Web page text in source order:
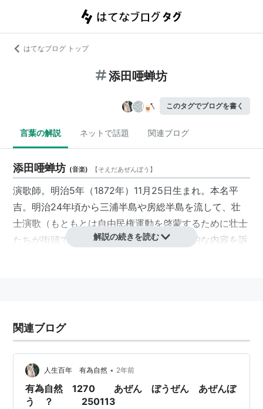
はてなブログ トップ
添田唖蝉坊
このタグでブログを書く
言葉の解説 ネットで話題 関連ブログ
添田唖蝉坊 (音楽) 【そえだあぜんぼう 】
演歌師。明治5年（1872年）11月25日生まれ。本名平
吉。明治24年頃から三浦半島や房総半島を流して、壮
士演歌（もともとは自由民権運動を啓蒙するために壮士
たちが街頭で歌った歌をさす・当初は政治的な内容を訴
ユーモアとイロニーに溢れた「演歌」を歌い次第に人気
を博したが、関東大震災後の「演歌」人気の凋落ととも
に、乞食同然の生活を送るようになり、昭和19年2月8
日、この世を去った。享年73歳。息子の
歌師として活躍した。
解説の続きを読む
関連ブログ
人生百年 有為自然 • 2年前
有為自然 1270 あぜん ぼうぜん あぜんぼ
う ？ 250113